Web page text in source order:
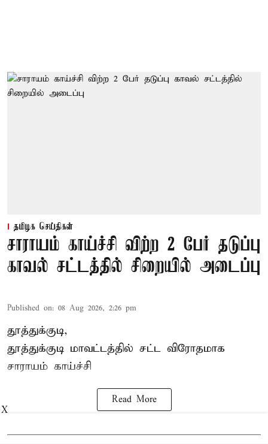
தமிழக செய்திகள்
சாராயம் காய்ச்சி விற்ற 2 பேர் தடுப்பு
காவல் சட்டத்தில் சிறையில் அடைப்பு
Published on: 08 Aug 2026, 2:26 pm
தூத்துக்குடி,
தூத்துக்குடி மாவட்டத்தில் சட்ட விரோதமாக
சாராயம் காய்ச்சி
Read More
X